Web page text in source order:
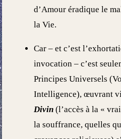
d’Amour éradique le
la Vie.
Car – et c’est
invocation – c’est
Principes Universels
Intelligence), œuvrant
Divin(l’accès à la «
la souffrance, quelles